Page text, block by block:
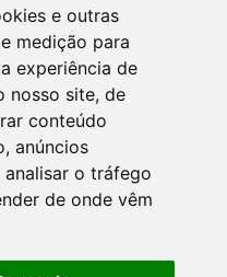
e outras
medição para
experiência de
nosso site, de
conteúdo
anúncios
o tráfego
de onde vêm
e Cosif-e